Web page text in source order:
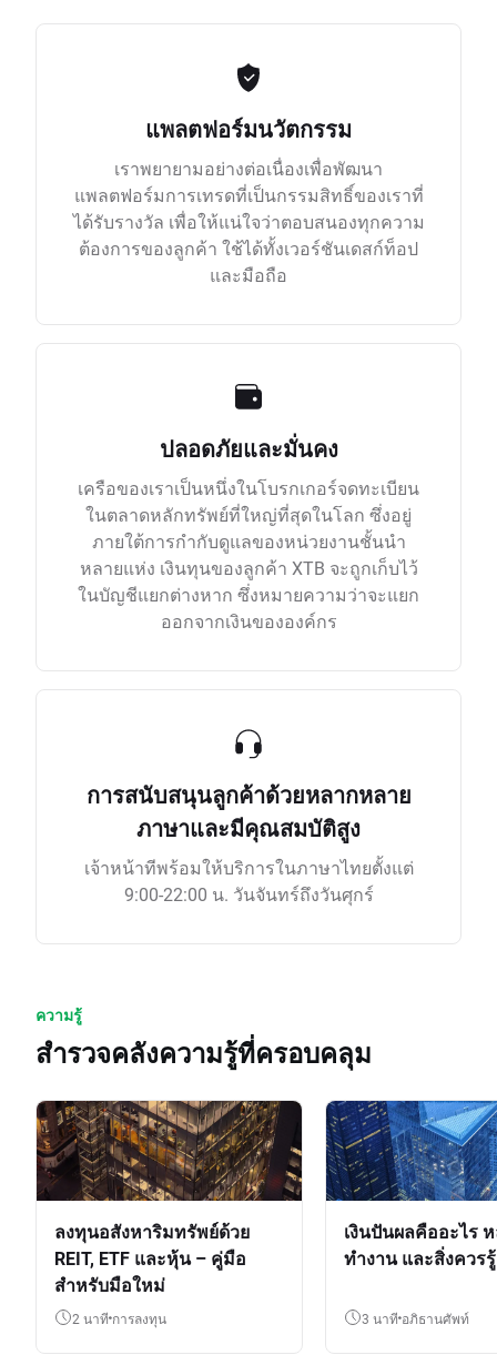
แพลตฟอร์มนวัตกรรม
เราพยายามอย่างต่อเนื่องเพื่อพัฒนา
แพลตฟอร์มการเทรดที่เป็นกรรมสิทธิ์ของเราที่
ได้รับรางวัล เพื่อให้แน่ใจว่าตอบสนองทุกความ
ต้องการของลูกค้า ใช้ได้ทั้งเวอร์ชันเดสก์ท็อป
และมือถือ
ปลอดภัยและมั่นคง
เครือของเราเป็นหนึ่งในโบรกเกอร์จดทะเบียน
ในตลาดหลักทรัพย์ที่ใหญ่ที่สุดในโลก ซึ่งอยู่
ภายใต้การกำกับดูแลของหน่วยงานชั้นนำ
หลายแห่ง เงินทุนของลูกค้า XTB จะถูกเก็บไว้
ในบัญชีแยกต่างหาก ซึ่งหมายความว่าจะแยก
ออกจากเงินขององค์กร
การสนับสนุนลูกค้าด้วยหลากหลาย
ภาษาและมีคุณสมบัติสูง
เจ้าหน้าทีพร้อมให้บริการในภาษาไทยตั้งแต่
9:00-22:00 น. วันจันทร์ถึงวันศุกร์
ความรู้
สำรวจคลังความรู้ที่ครอบคลุม
ลงทุนอสังหาริมทรัพย์ด้วย
REIT, ETF และหุ้น – คู่มือ
สำหรับมือใหม่
2 นาที การลงทุน
เงินปันผลคืออะไร
ทำงาน และสิ่งควรรู้
3 นาที อภิธานศัพท์